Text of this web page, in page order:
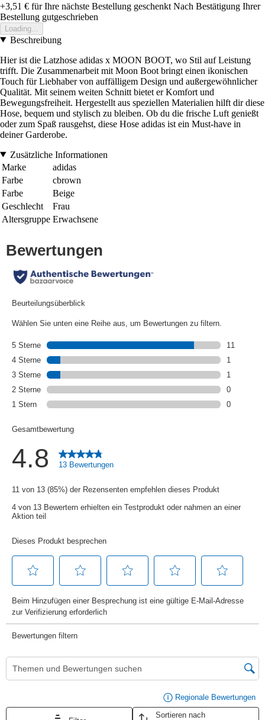
+3,51 € für Ihre nächste Bestellung geschenkt Nach Bestätigung Ihrer
Bestellung gutgeschrieben
Loading...
Beschreibung
Hier ist die Latzhose adidas x MOON BOOT, wo Stil auf Leistung
trifft. Die Zusammenarbeit mit Moon Boot bringt einen ikonischen
Touch für Liebhaber von auffälligem Design und außergewöhnlicher
Qualität. Mit seinem weiten Schnitt bietet er Komfort und
Bewegungsfreiheit. Hergestellt aus speziellen Materialien hilft dir diese
Hose, bequem und stylisch zu bleiben. Ob du die frische Luft genießt
oder zum Spaß rausgehst, diese Hose adidas ist ein Must-have in
deiner Garderobe.
Zusätzliche Informationen
Marke
adidas
Farbe
cbrown
Farbe
Beige
Geschlecht
Frau
Altersgruppe Erwachsene